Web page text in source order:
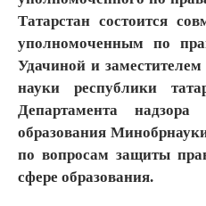
Татарстан состоится
уполномоченным по
Удачиной и
науки республики
Департамента
образования
по вопросам защиты
сфере образования.